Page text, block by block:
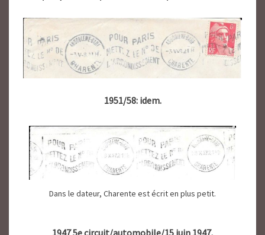
1951/58: idem.
Dans le dateur, Charente est écrit en plus petit.